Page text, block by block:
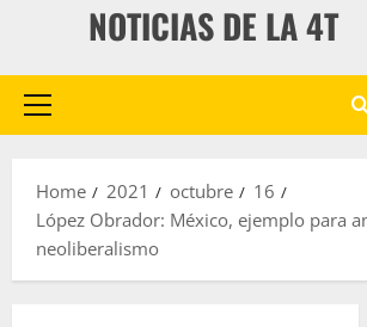
NOTICIAS DE LA 4T
Primary
Home 2021 octubre
16
López Obrador: México, ejemplo para
neoliberalismo